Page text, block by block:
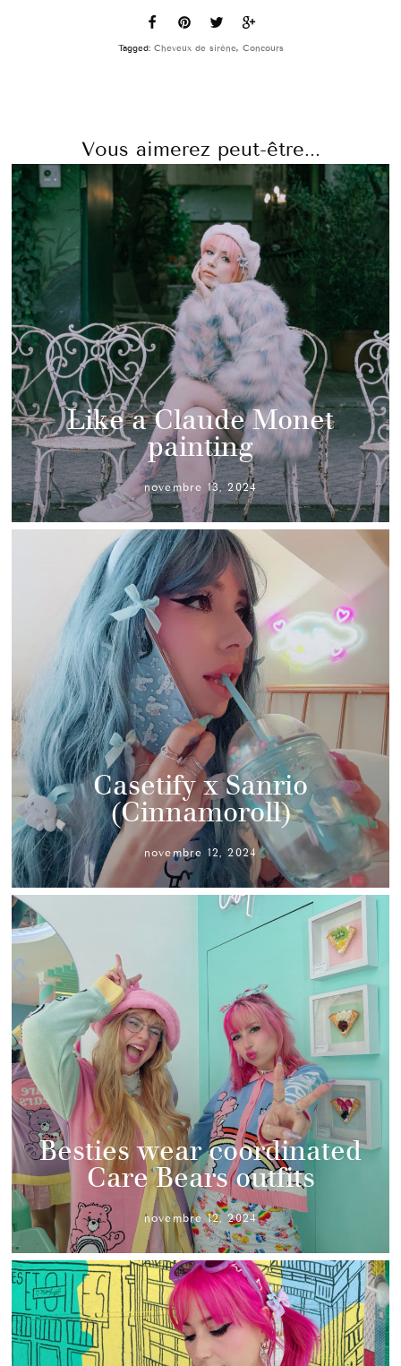
Tagged: Cheveux de sirène, Concours
Vous aimerez peut-être...
Like a Claude Monet
painting
novembre 13, 2024
Casetify x Sanrio
(Cinnamoroll)
novembre 12, 2024
Besties wear coordinated
Care Bears outfits
novembre 12, 2024